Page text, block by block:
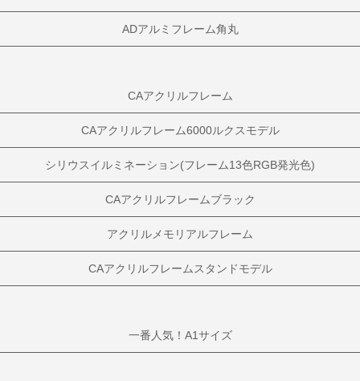
ADアルミフレーム角丸
CAアクリルフレーム
CAアクリルフレーム6000ルクスモデル
シリウスイルミネーション(フレーム13色RGB発光色)
CAアクリルフレームブラック
アクリルメモリアルフレーム
CAアクリルフレームスタンドモデル
一番人気！A1サイズ